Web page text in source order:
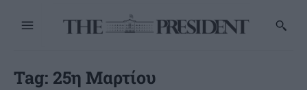
Tag: 25η Μαρτίου